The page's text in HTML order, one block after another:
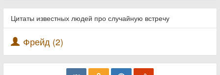
Цитаты известных людей про случайную встречу
Фрейд (2)